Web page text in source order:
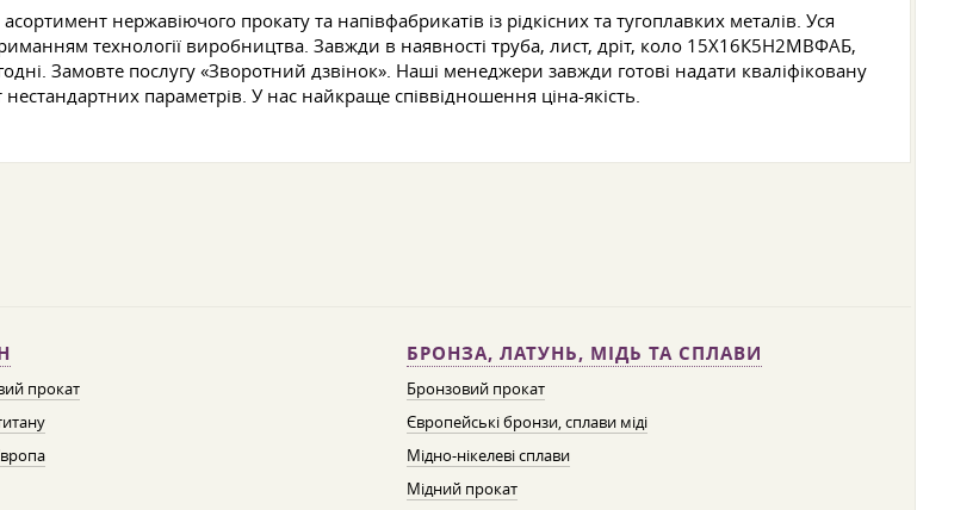
нержавіючого прокату та напівфабрикатів із рідкісних та тугоплавких металів. Уся
технології виробництва. Завжди в наявності труба, лист, дріт, коло 15Х16К5Н2МВФАБ,
Замовте послугу «Зворотний дзвінок». Наші менеджери завжди готові надати кваліфіковану
параметрів. У нас найкраще співвідношення ціна-якість.
прокат
БРОНЗА, ЛАТУНЬ, МІДЬ ТА СПЛАВИ
Бронзовий прокат
Європейські бронзи, сплави міді
Мідно-нікелеві сплави
Мідний прокат